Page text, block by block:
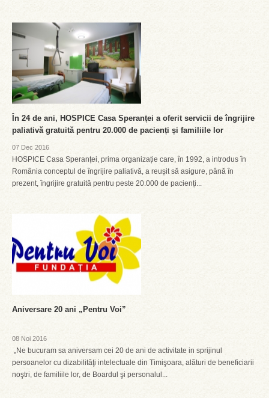
În 24 de ani, HOSPICE Casa Speranței a oferit servicii de îngrijire
paliativă gratuită pentru 20.000 de pacienți și familiile lor
07 Dec 2016
HOSPICE Casa Speranței, prima organizație care, în 1992, a introdus în
România conceptul de îngrijire paliativă, a reușit să asigure, până în
prezent, îngrijire gratuită pentru peste 20.000 de pacienți...
Aniversare 20 ani „Pentru Voi”
08 Noi 2016
„Ne bucuram sa aniversam cei 20 de ani de activitate in sprijinul
persoanelor cu dizabilităţi intelectuale din Timişoara, alături de beneficiarii
noştri, de familiile lor, de Boardul şi personalul...